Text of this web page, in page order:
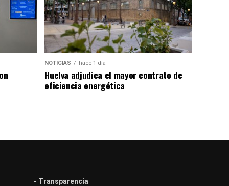
NOTICIAS hace 1 día
Huelva adjudica el mayor contrato de
eficiencia energética
- Transparencia